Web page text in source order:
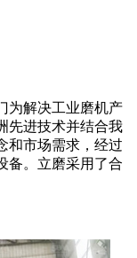
为解决工业磨机产
先进技术并结合我
和市场需求，经过
备。立磨采用了合